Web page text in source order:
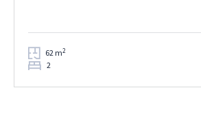
62 m2
2